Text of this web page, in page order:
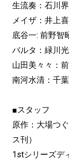
生流奏：石川
メイザ：井上
底谷一: 前野智
バルタ：緑川光
山田美々々：
南河水清：千
■スタッフ
原作：大場つ
ス刊）
1stシリーズデ